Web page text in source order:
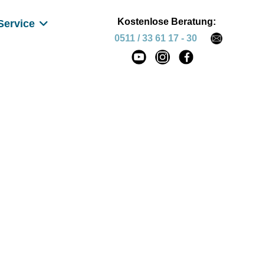
Kostenlose Beratung:
0511 / 33 61 17 - 30